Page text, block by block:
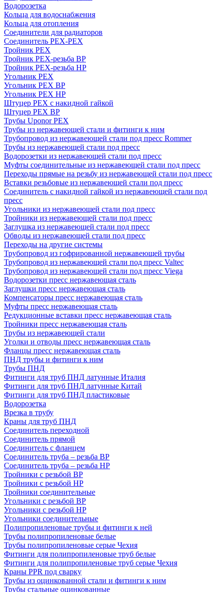
Водорозетка
Кольца для водоснабжения
Кольца для отопления
Соединители для радиаторов
Соединитель PEX-PEX
Тройник PEX
Тройник PEX-резьба ВР
Тройник PEX-резьба НР
Угольник PEX
Угольник PEX ВР
Угольник PEX НР
Штуцер PEX c накидной гайкой
Штуцер PEX ВР
Трубы Uponor PEX
Трубы из нержавеющей стали и фитинги к ним
Трубопровод из нержавеющей стали под пресс Rommer
Трубы из нержавеющей стали под пресс
Водорозетки из нержавеющей стали под пресс
Муфты соединительные из нержавеющей стали под пресс
Переходы прямые на резьбу из нержавеющей стали под пресс
Вставки резьбовые из нержавеющей стали под пресс
Соединитель с накидной гайкой из нержавеющей стали под
пресс
Угольники из нержавеющей стали под пресс
Тройники из нержавеющей стали под пресс
Заглушка из нержавеющей стали под пресс
Обводы из нержавеющей стали под пресс
Переходы на другие системы
Трубопровод из гофрированной нержавеющей трубы
Трубопровод из нержавеющей стали под пресс Valtec
Трубопровод из нержавеющей стали под пресс Viega
Водорозетки пресс нержавеющая сталь
Заглушки пресс нержавеющая сталь
Компенсаторы пресс нержавеющая сталь
Муфты пресс нержавеющая сталь
Редукционные вставки пресс нержавеющая сталь
Тройники пресс нержавеющая сталь
Трубы из нержавеющей стали
Уголки и отводы пресс нержавеющая сталь
Фланцы пресс нержавеющая сталь
ПНД трубы и фитинги к ним
Трубы ПНД
Фитинги для труб ПНД латунные Италия
Фитинги для труб ПНД латунные Китай
Фитинги для труб ПНД пластиковые
Водорозетка
Врезка в трубу
Краны для труб ПНД
Соединитель переходной
Соединитель прямой
Соединитель с фланцем
Соединитель труба – резьба ВР
Соединитель труба – резьба НР
Тройники с резьбой ВР
Тройники с резьбой НР
Тройники соединительные
Угольники с резьбой ВР
Угольники с резьбой НР
Угольники соединительные
Полипропиленовые трубы и фитинги к ней
Трубы полипропиленовые белые
Трубы полипропиленовые серые Чехия
Фитинги для полипропиленовые труб белые
Фитинги для полипропиленовые труб серые Чехия
Краны PPR под сварку
Трубы из оцинкованной стали и фитинги к ним
Трубы стальные оцинкованные